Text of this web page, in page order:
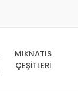
MIKNATIS
ÇEŞİTLERİ